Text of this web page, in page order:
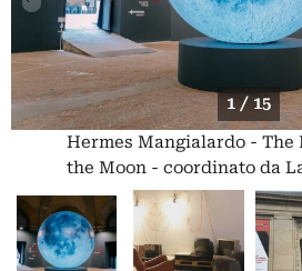
1 / 15
Hermes Mangialardo - The
the Moon - coordinato da